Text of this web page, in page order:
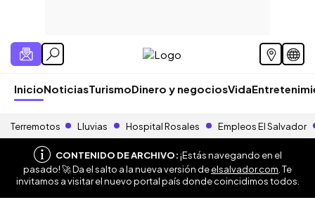
InicioNoticiasTurismoDinero y negociosVida
Terremotos Lluvias Hospital Rosales Empleos El Salvador
CONTENIDO DE ARCHIVO:¡Estás navegando en el
pasado! 🚀 Da el salto a la nueva versión deelsalvador.com . Te
invitamos a visitar el nuevo portal país donde coincidimos todos.